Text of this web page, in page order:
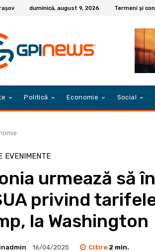
duminică, august 9, 2026 Termeni și
Politică Economie Social
EVENIMENTE
urmează să
privind
la Washington
16/04/2025 Citire 2 min.